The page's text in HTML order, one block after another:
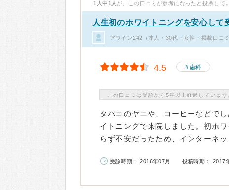
1人中1人 が、この口コミが参考になったと投票して
人生初のホワイトニングを安心して
アウイン242（本人・30代・女性・掲載口コミ
4.5 歯科
この口コミは受診から5年以上経過しています
タバコのヤニや、コーヒーなどで
イトニングで来院しました。初ホ
らず不安だったため、インターネ
受診時期： 2016年07月 投稿時期： 2017